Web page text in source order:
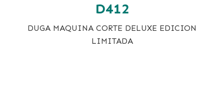
D412
DUGA MAQUINA CORTE DELUXE EDICION
LIMITADA